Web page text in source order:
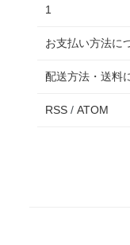
1
お支払い方法に
配送方法・送料
RSS / ATOM